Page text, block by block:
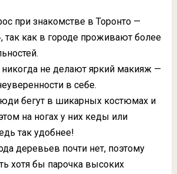
при знакомстве в Торонто —
так как в городе проживают более
не делают яркий макияж —
в себе.
бегут в шикарных костюмах и
на ногах у них кеды или
так удобнее!
деревьев почти нет, поэтому
хотя бы парочка высоких